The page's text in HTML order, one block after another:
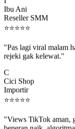
Reseller SMM
⭐⭐⭐⭐⭐
rejeki gak kelewat."
Cici Shop
Importir
⭐⭐⭐⭐⭐
beneran naik,